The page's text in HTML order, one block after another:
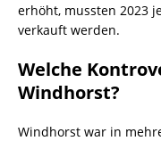
erhöht, mussten 2023
verkauft werden.
Welche
Windhorst?
Windhorst war in